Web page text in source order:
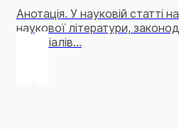
Анотація. У науковій статті
наукової літератури,
матеріалів...